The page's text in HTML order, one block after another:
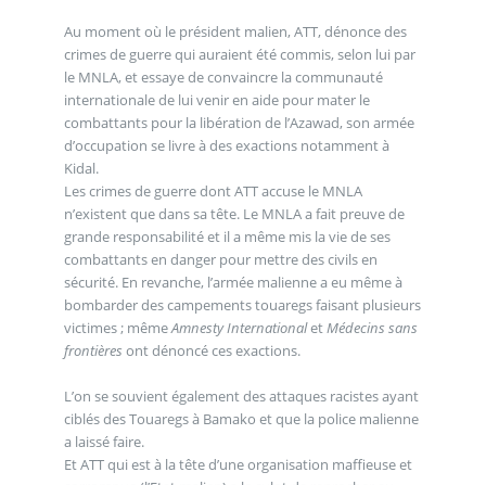
Au moment où le président malien, ATT, dénonce des
crimes de guerre qui auraient été commis, selon lui par
le MNLA, et essaye de convaincre la communauté
internationale de lui venir en aide pour mater le
combattants pour la libération de l’Azawad, son armée
d’occupation se livre à des exactions notamment à
Kidal.
Les crimes de guerre dont ATT accuse le MNLA
n’existent que dans sa tête. Le MNLA a fait preuve de
grande responsabilité et il a même mis la vie de ses
combattants en danger pour mettre des civils en
sécurité. En revanche, l’armée malienne a eu même à
bombarder des campements touaregs faisant plusieurs
victimes ; mêmeAmnesty InternationaletMédecins sans
frontières ont dénoncé ces exactions.
L’on se souvient également des attaques racistes ayant
ciblés des Touaregs à Bamako et que la police malienne
a laissé faire.
Et ATT qui est à la tête d’une organisation maffieuse et